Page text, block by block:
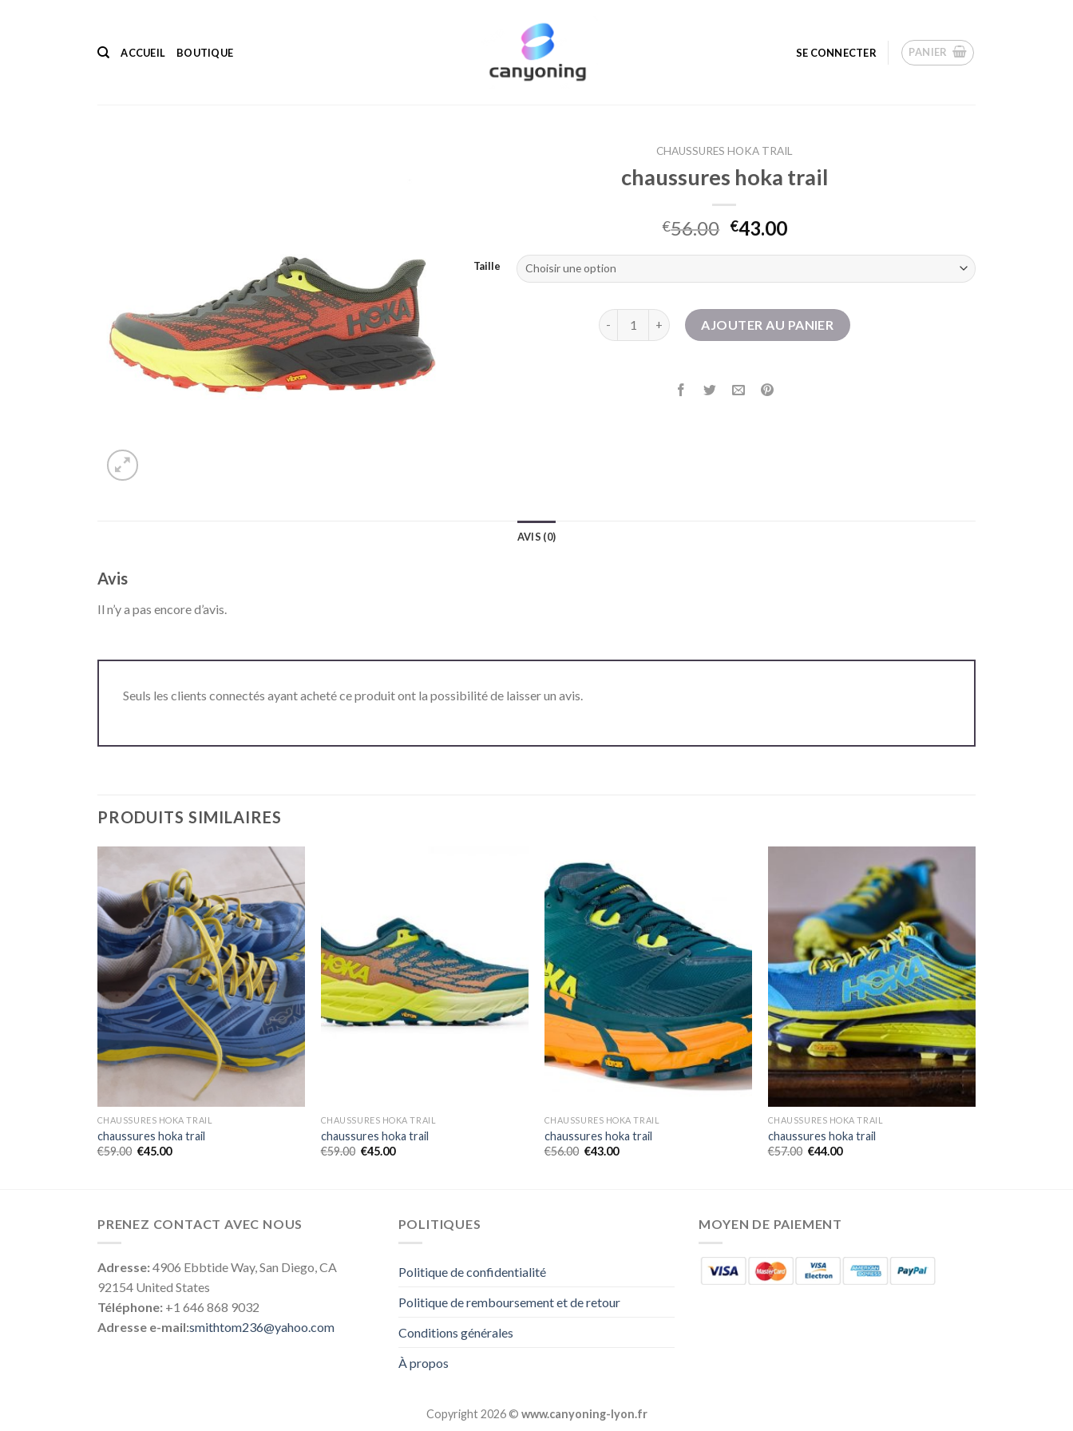
ACCUEIL BOUTIQUE SE CONNECTER PANIER
CHAUSSURES HOKA TRAIL
chaussures hoka trail
€56.00 €43.00
Taille
quantité de chaussures hoka trail
AJOUTER AU PANIER
AVIS (0)
Avis
Il n’y a pas encore d’avis.
Seuls les clients connectés ayant acheté ce produit ont la possibilité de laisser un avis.
PRODUITS SIMILAIRES
CHAUSSURES HOKA TRAIL
chaussures hoka trail
€59.00 €45.00
CHAUSSURES HOKA TRAIL
chaussures hoka trail
€59.00 €45.00
CHAUSSURES HOKA TRAIL
chaussures hoka trail
€56.00 €43.00
CHAUSSURES HOKA TRAIL
chaussures hoka trail
€57.00 €44.00
PRENEZ CONTACT AVEC NOUS
Adresse:4906 Ebbtide Way, San Diego, CA
92154 United States
Téléphone: +1 646 868 9032
Adresse e-mail:smithtom236@yahoo.com
POLITIQUES
Politique de confidentialité
Politique de remboursement et de retour
Conditions générales
À propos
MOYEN DE PAIEMENT
Copyright 2026 © www.canyoning-lyon.fr